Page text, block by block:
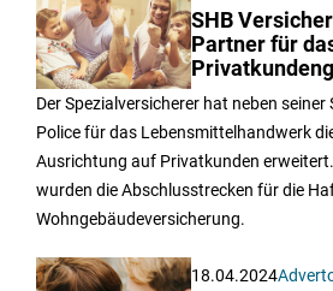
SHB
Partner für
Der Spezialversicherer hat neben seiner
Police für das Lebensmittelhandwerk
Ausrichtung auf Privatkunden
wurden die Abschlusstrecken für die
Wohngebäudeversicherung.
18.04.2024